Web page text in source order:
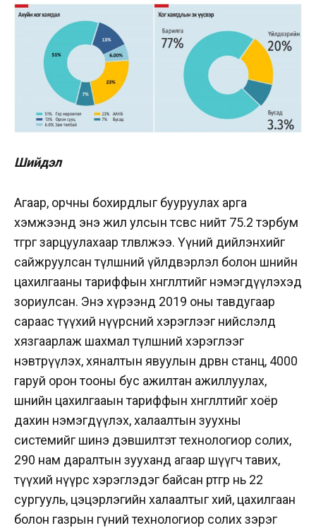
Шийдэл
Агаар, орчны бохирдлыг бууруулах арга
хэмжээнд энэ жил улсын төсвөөс нийт 75.2 тэрбум
төгрөг зарцуулахаар төлөвлөжээ. Үүний дийлэнхийг
сайжруулсан түлшний үйлдвэрлэл болон шөнийн
цахилгааны тариффын хөнгөлөлтийг нэмэгдүүлэхэд
зориулсан. Энэ хүрээнд 2019 оны тавдугаар
сараас түүхий нүүрсний хэрэглээг нийслэлд
хязгаарлаж шахмал түлшний хэрэглээг
нэвтрүүлэх, хяналтын явуулын дөрвөн станц, 4000
гаруй орон тооны бус ажилтан ажиллуулах,
шөнийн цахилгааын тариффын хөнгөлөлтийг хоёр
дахин нэмэгдүүлэх, халаалтын зуухны
системийг шинэ дэвшилтэт технологиор солих,
290 нам даралтын зууханд агаар шүүгч тавих,
түүхий нүүрс хэрэглэдэг байсан өртгөөр нь 22
сургууль, цэцэрлэгийн халаалтыг хий, цахилгаан
болон газрын гүний технологиор солих зэрэг